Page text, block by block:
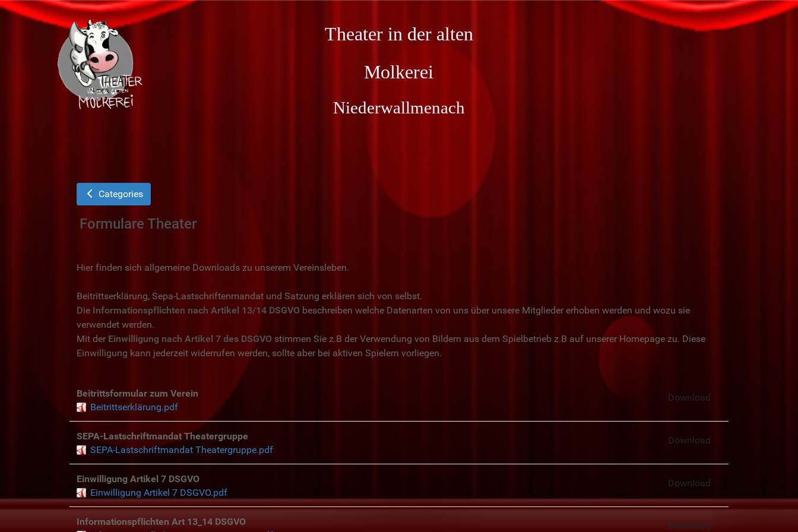
Theater in der alten
Molkerei
Niederwallmenach
Categories
Formulare Theater
Hier finden sich allgemeine Downloads zu unserem Vereinsleben.
Beitrittserklärung, Sepa-Lastschriftenmandat und Satzung erklären sich von selbst.
Die Informationspflichten nach Artikel 13/14 DSGVO beschreiben welche Datenarten von uns über unsere Mitglieder erhoben werden und wozu sie
verwendet werden.
Mit der Einwilligung nach Artikel 7 des DSGVO stimmen Sie z.B der Verwendung von Bildern aus dem Spielbetrieb z.B auf unserer Homepage zu. Diese
Einwilligung kann jederzeit widerrufen werden, sollte aber bei aktiven Spielern vorliegen.
Beitrittsformular zum Verein
Beitrittserklärung.pdf
Download
SEPA-Lastschriftmandat Theatergruppe
SEPA-Lastschriftmandat Theatergruppe.pdf
Download
Einwilligung Artikel 7 DSGVO
Einwilligung Artikel 7 DSGVO.pdf
Download
Informationspflichten Art 13_14 DSGVO
Download